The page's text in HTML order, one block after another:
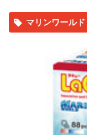
マリンワールド